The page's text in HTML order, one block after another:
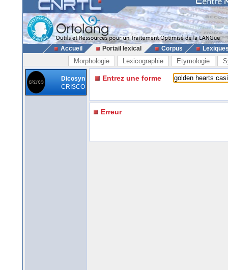
Accueil Portail lexical Corpus
Morphologie Lexicographie Etymologie
Dicosyn
CRISCO
Entrez une forme
Erreur